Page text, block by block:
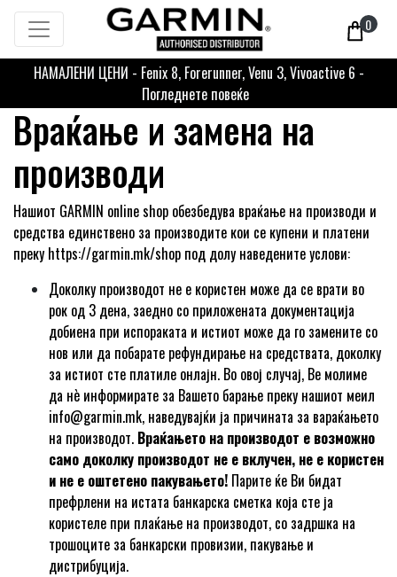
0
НАМАЛЕНИ ЦЕНИ - Fenix 8, Forerunner, Venu 3, Vivoactive 6 -
Погледнете повеќе
Враќање и замена на
производи
Нашиот GARMIN online shop обезбедува враќање на производи и
средства единствено за производите кои се купени и платени
преку https://garmin.mk/shop под долу наведените услови:
Доколку производот не е користен може да се врати во
рок од 3 дена, заедно со приложената документација
добиена при испораката и истиот може да го замените со
нов или да побарате рефундирање на средствата, доколку
за истиот сте платиле онлајн. Во овој случај, Ве молимe
да нѐ информирате за Вашето барање преку нашиот меил
info@garmin.mk, наведувајќи ја причината за вараќањето
на производот. Враќањето на производот е возможно
само доколку производот не е вклучен, не е користен
и не е оштетено пакувањето! Парите ќе Ви бидат
префрлени на истата банкарска сметка која сте ја
користеле при плаќање на производот, со задршка на
трошоците за банкарски провизии, пакување и
дистрибуција.